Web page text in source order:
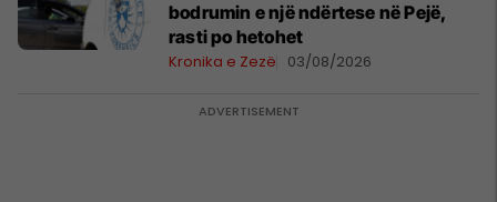
bodrumin e një ndërtese në Pejë,
rasti po hetohet
Kronika e Zezë 03/08/2026